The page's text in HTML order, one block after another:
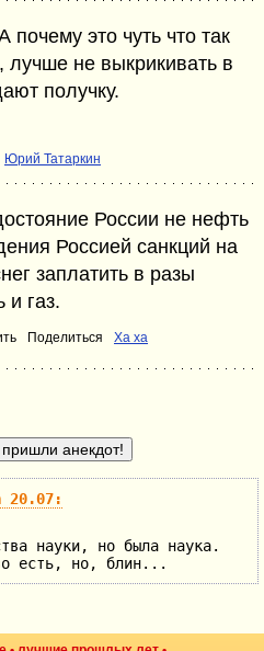
это чуть что так
лучше не выкрикивать в
получку.
Юрий Татаркин
России не нефть
Россией санкций на
заплатить в разы
и газ.
Поделиться Ха ха
20.07:
науки, но была наука.
есть, но, блин...